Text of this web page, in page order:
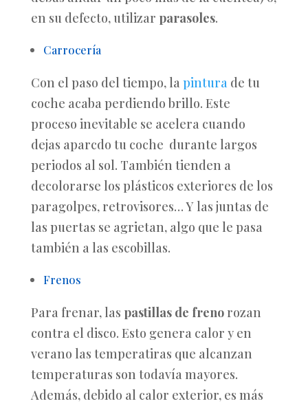
en su defecto, utilizar parasoles.
Carrocería
Con el paso del tiempo, la pintura de tu
coche acaba perdiendo brillo. Este
proceso inevitable se acelera cuando
dejas aparcdo tu coche durante largos
periodos al sol. También tienden a
decolorarse los plásticos exteriores de los
paragolpes, retrovisores… Y las juntas de
las puertas se agrietan, algo que le pasa
también a las escobillas.
Frenos
Para frenar, las pastillas de frenorozan
contra el disco. Esto genera calor y en
verano las temperatiras que alcanzan
temperaturas son todavía mayores.
Además, debido al calor exterior, es más